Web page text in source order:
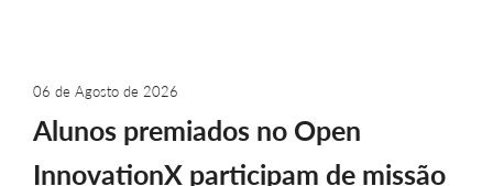
06 de Agosto de 2026
Alunos premiados no Open
InnovationX participam de missão